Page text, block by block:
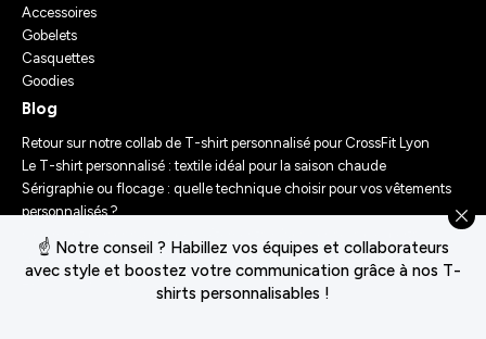
☝️ Notre conseil ? Habillez vos équipes et collaborateurs
avec style et boostez votre communication grâce à nos T-
shirts personnalisables !
Accessoires
Gobelets
Casquettes
Goodies
Blog
Retour sur notre collab de T-shirt personnalisé pour CrossFit Lyon
Le T-shirt personnalisé : textile idéal pour la saison chaude
Sérigraphie ou flocage : quelle technique choisir pour vos vêtements
personnalisés ?
Comment personnaliser des vêtements ? Nos conseils d’experts
Le Festival Chasseur d’Orage : Un Merch Sur-Mesure pour un
Événement Unique